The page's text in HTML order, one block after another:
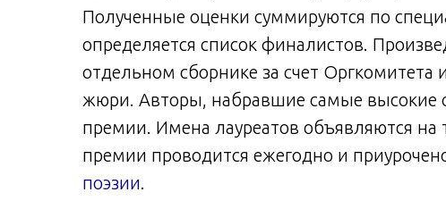
Полученные оценки суммируются по
определяется список финалистов.
отдельном сборнике за счет Оргкомитета
жюри. Авторы, набравшие самые высокие
премии. Имена лауреатов объявляются
премии проводится ежегодно и
поэзии.